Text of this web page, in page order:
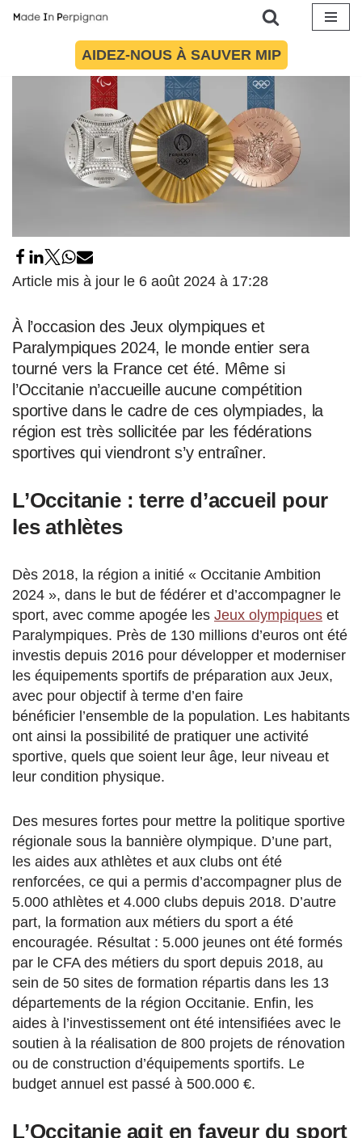
AIDEZ-NOUS À SAUVER MIP
Article mis à jour le 6 août 2024 à 17:28
À l’occasion des Jeux olympiques et
Paralympiques 2024, le monde entier sera
tourné vers la France cet été. Même si
l’Occitanie n’accueille aucune compétition
sportive dans le cadre de ces olympiades, la
région est très sollicitée par les fédérations
sportives qui viendront s’y entraîner.
L’Occitanie : terre d’accueil pour
les athlètes
Dès 2018, la région a initié « Occitanie Ambition
2024 », dans le but de fédérer et d’accompagner le
sport, avec comme apogée les Jeux olympiques et
Paralympiques. Près de 130 millions d’euros ont été
investis depuis 2016 pour développer et moderniser
les équipements sportifs de préparation aux Jeux,
avec pour objectif à terme d’en faire
bénéficier l’ensemble de la population. Les habitants
ont ainsi la possibilité de pratiquer une activité
sportive, quels que soient leur âge, leur niveau et
leur condition physique.
Des mesures fortes pour mettre la politique sportive
régionale sous la bannière olympique. D’une part,
les aides aux athlètes et aux clubs ont été
renforcées, ce qui a permis d’accompagner plus de
5.000 athlètes et 4.000 clubs depuis 2018. D’autre
part, la formation aux métiers du sport a été
encouragée. Résultat : 5.000 jeunes ont été formés
par le CFA des métiers du sport depuis 2018, au
sein de 50 sites de formation répartis dans les 13
départements de la région Occitanie. Enfin, les
aides à l’investissement ont été intensifiées avec le
soutien à la réalisation de 800 projets de rénovation
ou de construction d’équipements sportifs. Le
budget annuel est passé à 500.000 €.
L’Occitanie agit en faveur du sport